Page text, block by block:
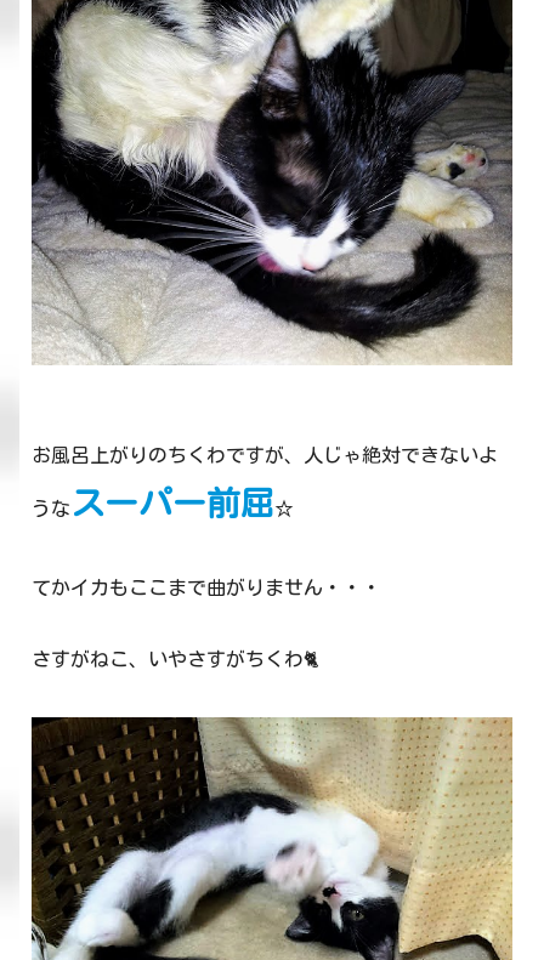
お風呂上がりのちくわですが、人じゃ絶対できないよ
うな スーパー前屈☆
てかイカもここまで曲がりません・・・
さすがねこ、いやさすがちくわ🐈